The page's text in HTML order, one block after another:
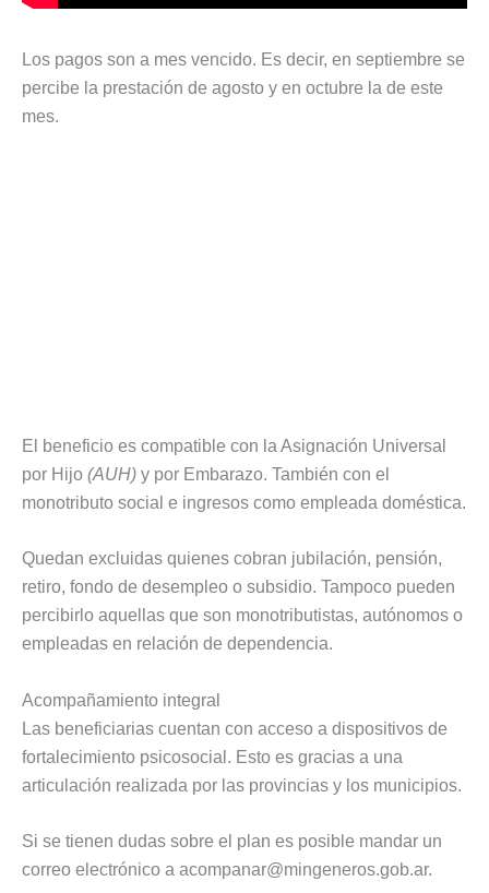
Los pagos son a mes vencido. Es decir, en septiembre se
percibe la prestación de agosto y en octubre la de este
mes.
El beneficio es compatible con la Asignación Universal
por Hijo (AUH) y por Embarazo. También con el
monotributo social e ingresos como empleada doméstica.
Quedan excluidas quienes cobran jubilación, pensión,
retiro, fondo de desempleo o subsidio. Tampoco pueden
percibirlo aquellas que son monotributistas, autónomos o
empleadas en relación de dependencia.
Acompañamiento integral
Las beneficiarias cuentan con acceso a dispositivos de
fortalecimiento psicosocial. Esto es gracias a una
articulación realizada por las provincias y los municipios.
Si se tienen dudas sobre el plan es posible mandar un
correo electrónico a acompanar@mingeneros.gob.ar.